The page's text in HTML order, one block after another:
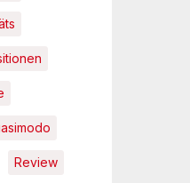
Review